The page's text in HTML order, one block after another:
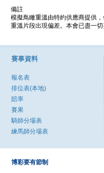
備註
模擬鳥瞰重溫由特約供應商提供
重溫片段出現偏差。本會已盡一
賽事資料
報名表
排位表(本地)
賠率
賽果
騎師分場表
練馬師分場表
博彩要有節制